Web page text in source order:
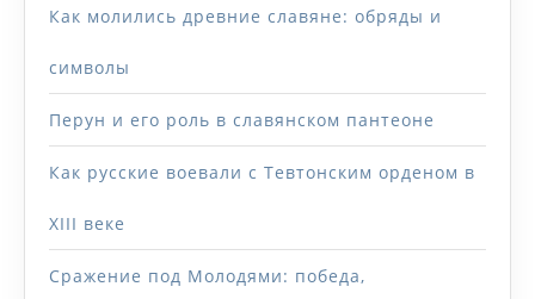
Как молились древние славяне: обряды и
символы
Перун и его роль в славянском пантеоне
Как русские воевали с Тевтонским орденом в
XIII веке
Сражение под Молодями: победа,